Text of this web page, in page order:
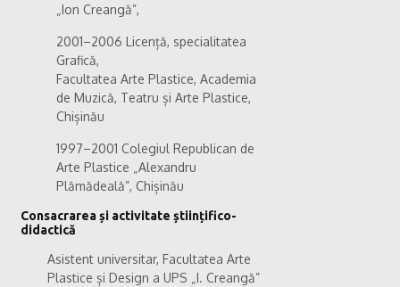
„Ion Creangă”,
2001–2006 Licență, specialitatea
Grafică,
Facultatea Arte Plastice, Academia
de Muzică, Teatru și Arte Plastice,
Chișinău
1997–2001 Colegiul Republican de
Arte Plastice „Alexandru
Plămădeală”, Chișinău
Consacrarea și activitate științifico-
didactică
Asistent universitar, Facultatea Arte
Plastice și Design a UPS „I. Creangă”